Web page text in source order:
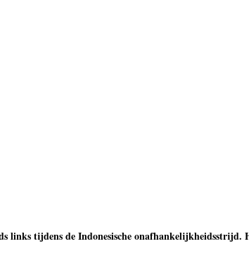
links tijdens de Indonesische onafhankelijkheidsstrijd.